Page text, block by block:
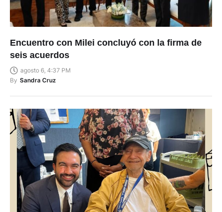
Encuentro con Milei concluyó con la firma de
seis acuerdos
agosto 6, 4:37 PM
By Sandra Cruz